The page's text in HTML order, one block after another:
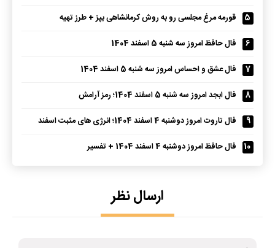
5
قورمه مرغ مجلسی رو به روش کرمانشاهی بپز + طرز تهیه
6
فال حافظ امروز سه شنبه 5 اسفند 1404
7
فال عشق و احساس امروز سه شنبه 5 اسفند 1404
8
فال ابجد امروز سه شنبه 5 اسفند 1404؛ رمز آرامش
9
فال تاروت امروز دوشنبه 4 اسفند 1404؛ انرژی های مثبت اسفند
10
فال حافظ امروز دوشنبه 4 اسفند 1404 + تفسیر
ارسال نظر